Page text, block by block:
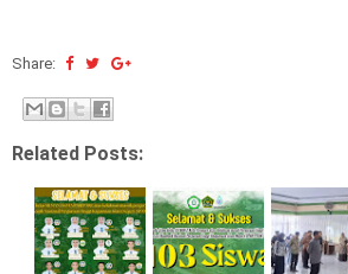
Share:
Related Posts: